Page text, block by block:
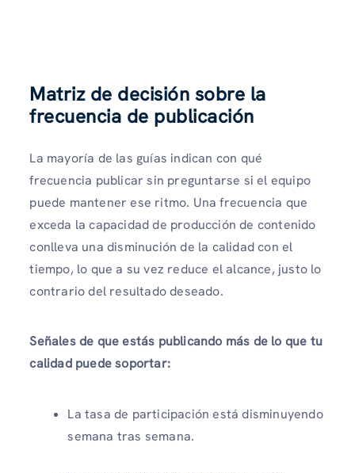
Matriz de decisión sobre la
frecuencia de publicación
La mayoría de las guías indican con qué
frecuencia publicar sin preguntarse si el equipo
puede mantener ese ritmo. Una frecuencia que
exceda la capacidad de producción de contenido
conlleva una disminución de la calidad con el
tiempo, lo que a su vez reduce el alcance, justo lo
contrario del resultado deseado.
Señales de que estás publicando más de lo que tu
calidad puede soportar:
La tasa de participación está disminuyendo
semana tras semana.